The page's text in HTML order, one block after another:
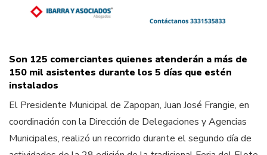
Son 125 comerciantes quienes atenderán a más de
150 mil asistentes durante los 5 días que estén
instalados
El Presidente Municipal de Zapopan, Juan José Frangie, en
coordinación con la Dirección de Delegaciones y Agencias
Municipales, realizó un recorrido durante el segundo día de